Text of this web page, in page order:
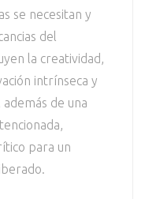
se necesitan y
del
la creatividad,
intrínseca y
de una
para un